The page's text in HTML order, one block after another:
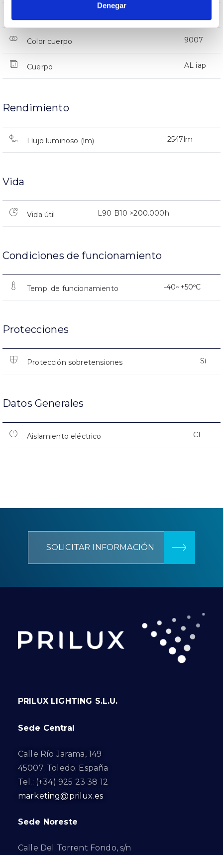
Denegar
Color cuerpo 9007
Cuerpo AL iap
Rendimiento
Flujo luminoso (lm) 2547lm
Vida
Vida útil L90 B10 >200.000h
Condiciones de funcionamiento
Temp. de funcionamiento -40~+50ºC
Protecciones
Protección sobretensiones Si
Datos Generales
Aislamiento eléctrico CI
SOLICITAR INFORMACIÓN
PRILUX LIGHTING S.L.U.
Sede Central
Calle Río Jarama, 149
45007. Toledo. España
Tel.: (+34) 925 23 38 12
marketing@prilux.es
Sede Noreste
Calle Del Torrent Fondo, s/n